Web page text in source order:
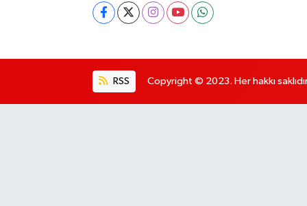
RSS Copyright © 2023. Her hakkı